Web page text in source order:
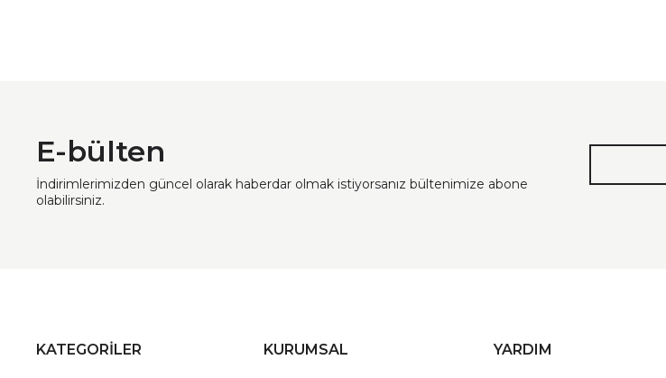
E-bülten
İndirimlerimizden güncel olarak haberdar olmak istiyorsanız bültenimize abone
olabilirsiniz.
KATEGORİLER KURUMSAL YARDIM